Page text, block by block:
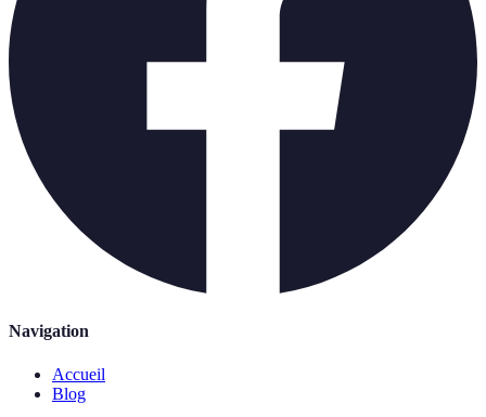
Navigation
Accueil
Blog